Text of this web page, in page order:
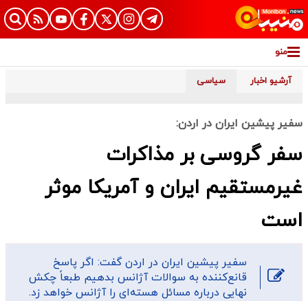
منو
آرشیو اخبار سیاسی
سفیر پیشین ایران در اردن:
سفر گروسی بر مذاکرات
غیرمستقیم ایران و آمریکا موثر
است
سفیر پیشین ایران در اردن گفت: اگر پاسخ‌
قانع‌کننده به سوالات آژانس بدهیم طبعاً چکش
نهایی درباره مسائل هسته‌ای را آژانس خواهد زد.